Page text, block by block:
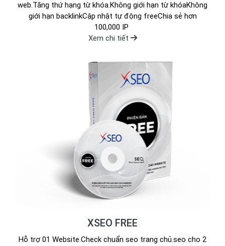
web.Tăng thứ hạng từ khóa.Không giới hạn từ khóaKhông
giới hạn backlinkCập nhật tự động freeChia sẻ hơn
100,000 IP
Xem chi tiết
XSEO FREE
Hỗ trợ 01 Website.Check chuẩn seo trang chủ.seo cho 2